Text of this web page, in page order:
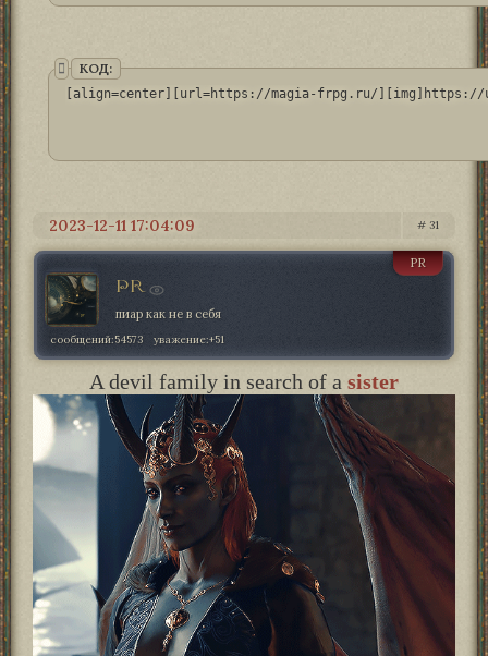
КОД:
[align=center][url=https://magia-frpg.ru/][img]https://
31
2023-12-11 17:04:09
PR
PR
пиар как не в себя
сообщений:54573 уважение:+51
A devil family in search of a sister